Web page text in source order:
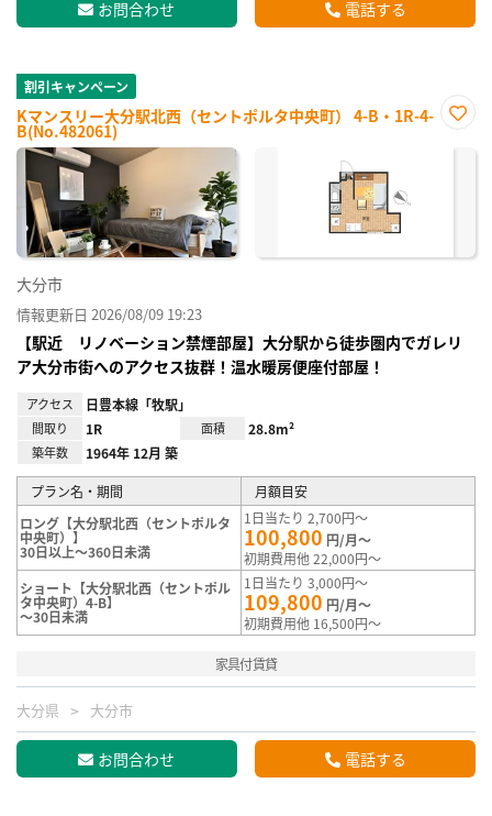
お問合わせ 電話する
割引キャンペーン
Kマンスリー大分駅北西（セントポルタ中央町） 4-B・1R-4-
B(No.482061)
に入
大分市
情報更新日 2026/08/09 19:23
【駅近 リノベーション禁煙部屋】大分駅から徒歩圏内でガレリ
ア大分市街へのアクセス抜群！温水暖房便座付部屋！
アクセス 日豊本線「牧駅」
間取り 1R 面積 28.8m²
築年数 1964年 12月 築
プラン名・期間
月額目安
ロング【大分駅北西（セントポルタ
中央町）】
30日以上～360日未満
1日当たり 2,700円～
100,800 円/月～
初期費用他 22,000円～
ショート【大分駅北西（セントポル
タ中央町）4-B】
～30日未満
1日当たり 3,000円～
109,800 円/月～
初期費用他 16,500円～
家具付賃貸
大分県 大分市
お問合わせ 電話する